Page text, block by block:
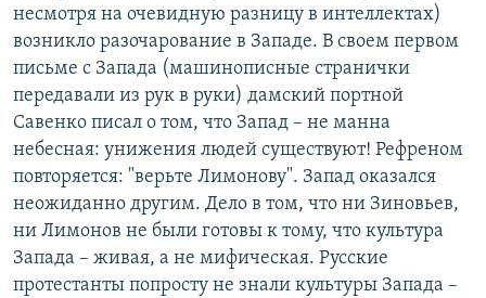
несмотря на очевидную разницу в интеллектах)
возникло разочарование в Западе. В своем первом
письме с Запада (машинописные странички
передавали из рук в руки) дамский портной
Савенко писал о том, что Запад – не манна
небесная: унижения людей существуют! Рефреном
повторяется: "верьте Лимонову". Запад оказался
неожиданно другим. Дело в том, что ни Зиновьев,
ни Лимонов не были готовы к тому, что культура
Запада – живая, а не мифическая. Русские
протестанты попросту не знали культуры Запада –